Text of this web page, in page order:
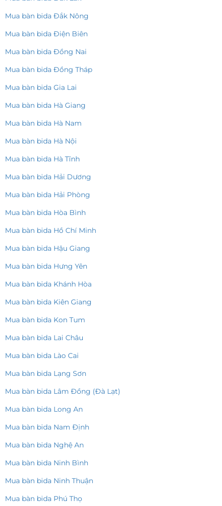
Mua bàn bida Đắk Nông
Mua bàn bida Điện Biên
Mua bàn bida Đồng Nai
Mua bàn bida Đồng Tháp
Mua bàn bida Gia Lai
Mua bàn bida Hà Giang
Mua bàn bida Hà Nam
Mua bàn bida Hà Nội
Mua bàn bida Hà Tĩnh
Mua bàn bida Hải Dương
Mua bàn bida Hải Phòng
Mua bàn bida Hòa Bình
Mua bàn bida Hồ Chí Minh
Mua bàn bida Hậu Giang
Mua bàn bida Hưng Yên
Mua bàn bida Khánh Hòa
Mua bàn bida Kiên Giang
Mua bàn bida Kon Tum
Mua bàn bida Lai Châu
Mua bàn bida Lào Cai
Mua bàn bida Lạng Sơn
Mua bàn bida Lâm Đồng (Đà Lạt)
Mua bàn bida Long An
Mua bàn bida Nam Định
Mua bàn bida Nghệ An
Mua bàn bida Ninh Bình
Mua bàn bida Ninh Thuận
Mua bàn bida Phú Thọ